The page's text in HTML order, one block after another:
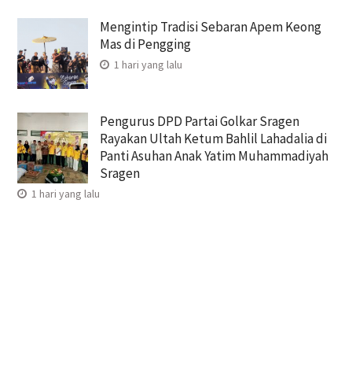
Mengintip Tradisi Sebaran Apem Keong
Mas di Pengging
1 hari yang lalu
Pengurus DPD Partai Golkar Sragen
Rayakan Ultah Ketum Bahlil Lahadalia di
Panti Asuhan Anak Yatim Muhammadiyah
Sragen
1 hari yang lalu